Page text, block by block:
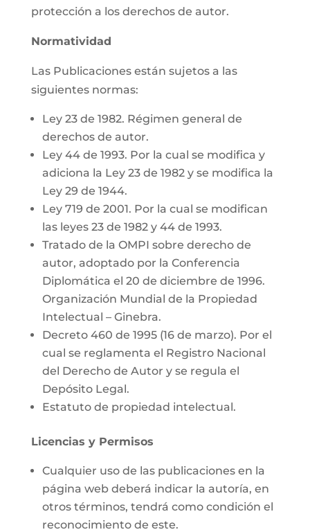
protección a los derechos de autor.
Normatividad
Las Publicaciones están sujetos a las
siguientes normas:
Ley 23 de 1982. Régimen general de
derechos de autor.
Ley 44 de 1993. Por la cual se modifica y
adiciona la Ley 23 de 1982 y se modifica la
Ley 29 de 1944.
Ley 719 de 2001. Por la cual se modifican
las leyes 23 de 1982 y 44 de 1993.
Tratado de la OMPI sobre derecho de
autor, adoptado por la Conferencia
Diplomática el 20 de diciembre de 1996.
Organización Mundial de la Propiedad
Intelectual – Ginebra.
Decreto 460 de 1995 (16 de marzo). Por el
cual se reglamenta el Registro Nacional
del Derecho de Autor y se regula el
Depósito Legal.
Estatuto de propiedad intelectual.
Licencias y Permisos
Cualquier uso de las publicaciones en la
página web deberá indicar la autoría, en
otros términos, tendrá como condición el
reconocimiento de este.